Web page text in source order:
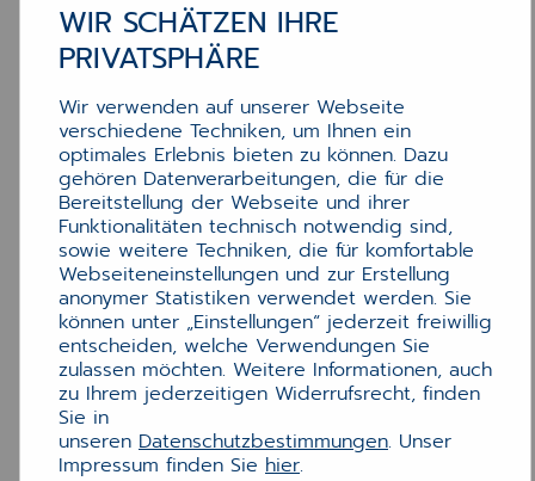
WIR SCHÄTZEN IHRE
PRIVATSPHÄRE
Wir verwenden auf unserer Webseite
verschiedene Techniken, um Ihnen ein
optimales Erlebnis bieten zu können. Dazu
gehören Datenverarbeitungen, die für die
Bereitstellung der Webseite und ihrer
Funktionalitäten technisch notwendig sind,
sowie weitere Techniken, die für komfortable
Webseiteneinstellungen und zur Erstellung
anonymer Statistiken verwendet werden. Sie
können unter „Einstellungen“ jederzeit freiwillig
entscheiden, welche Verwendungen Sie
zulassen möchten. Weitere Informationen, auch
zu Ihrem jederzeitigen Widerrufsrecht, finden
Sie in
unseren Datenschutzbestimmungen. Unser
Impressum finden Sie hier.